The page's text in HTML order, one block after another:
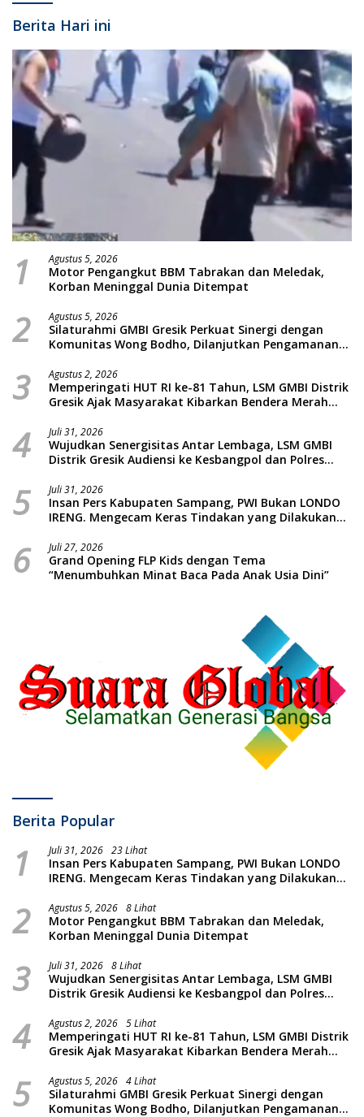
Berita Hari ini
1 Agustus 5, 2026
Motor Pengangkut BBM Tabrakan dan Meledak,
Korban Meninggal Dunia Ditempat
2 Agustus 5, 2026
Silaturahmi GMBI Gresik Perkuat Sinergi dengan
Komunitas Wong Bodho, Dilanjutkan Pengamanan
Massal dan Santunan Anak Yatim
3 Agustus 2, 2026
Memperingati HUT RI ke-81 Tahun, LSM GMBI Distrik
Gresik Ajak Masyarakat Kibarkan Bendera Merah
4 Juli 31, 2026
Wujudkan Senergisitas Antar Lembaga, LSM GMBI
Distrik Gresik Audiensi ke Kesbangpol dan Polres
Piatu
5 Juli 31, 2026
Insan Pers Kabupaten Sampang, PWI Bukan LONDO
IRENG. Mengecam Keras Tindakan yang Dilakukan
6 Juli 27, 2026
Grand Opening FLP Kids dengan Tema
“Menumbuhkan Minat Baca Pada Anak Usia Dini”
Berita Popular
1 Juli 31, 2026 23 Lihat
Insan Pers Kabupaten Sampang, PWI Bukan LONDO
IRENG. Mengecam Keras Tindakan yang Dilakukan
2 Agustus 5, 2026 8 Lihat
Motor Pengangkut BBM Tabrakan dan Meledak,
Korban Meninggal Dunia Ditempat
3 Juli 31, 2026 8 Lihat
Wujudkan Senergisitas Antar Lembaga, LSM GMBI
Distrik Gresik Audiensi ke Kesbangpol dan Polres
Piatu
4 Agustus 2, 2026 5 Lihat
Memperingati HUT RI ke-81 Tahun, LSM GMBI Distrik
Gresik Ajak Masyarakat Kibarkan Bendera Merah
5 Agustus 5, 2026 4 Lihat
Silaturahmi GMBI Gresik Perkuat Sinergi dengan
Komunitas Wong Bodho, Dilanjutkan Pengamanan